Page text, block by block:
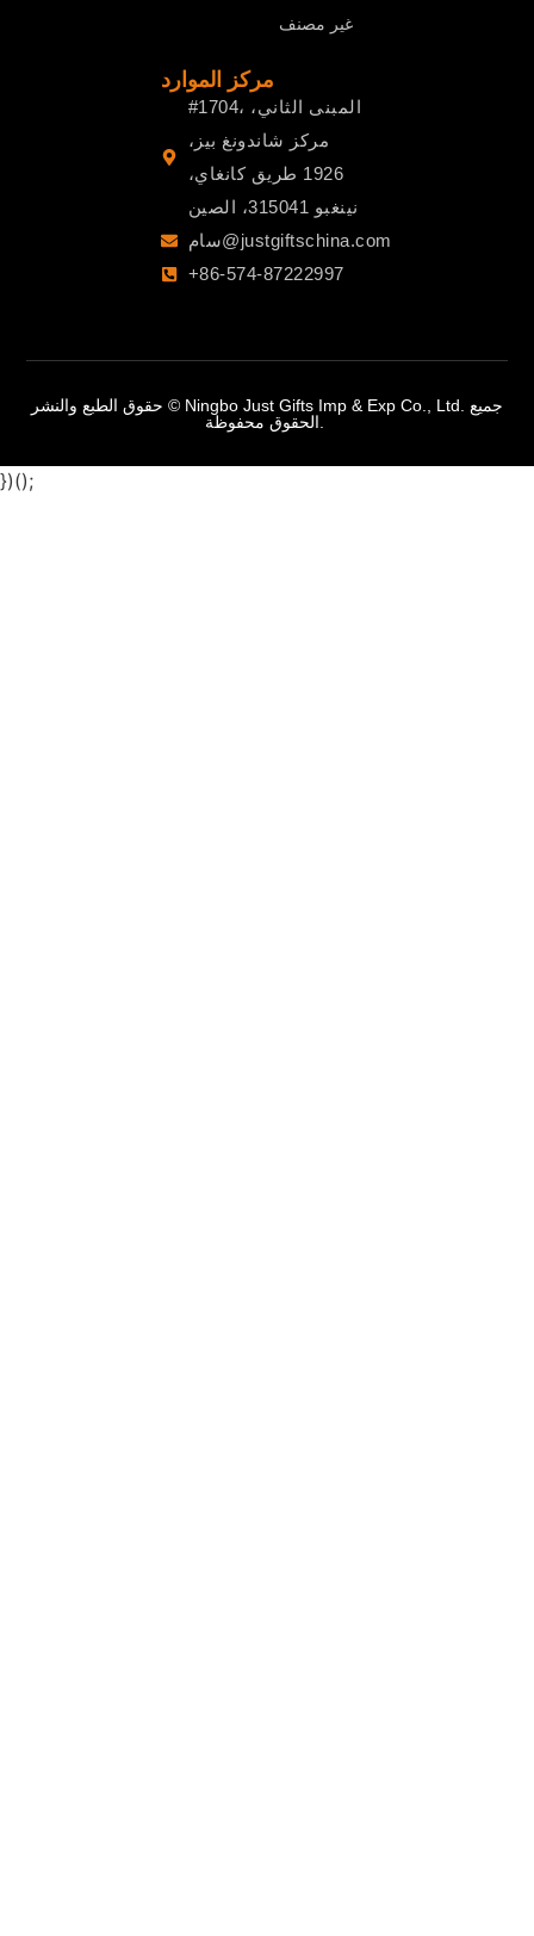
غير مصنف
مركز الموارد
#1704، المبنى الثاني،
مركز شاندونغ بيز،
1926 طريق كانغاي،
نينغبو 315041، الصين
سام@justgiftschina.com
+86-574-87222997
حقوق الطبع والنشر © Ningbo Just Gifts Imp & Exp Co., Ltd. جميع
})();